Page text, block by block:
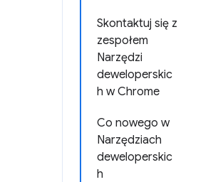
Skontaktuj się z
zespołem
Narzędzi
deweloperskic
h w Chrome
Co nowego w
Narzędziach
deweloperskic
h